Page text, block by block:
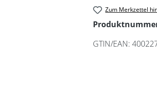
Zum Merkzettel
GTIN/EAN: